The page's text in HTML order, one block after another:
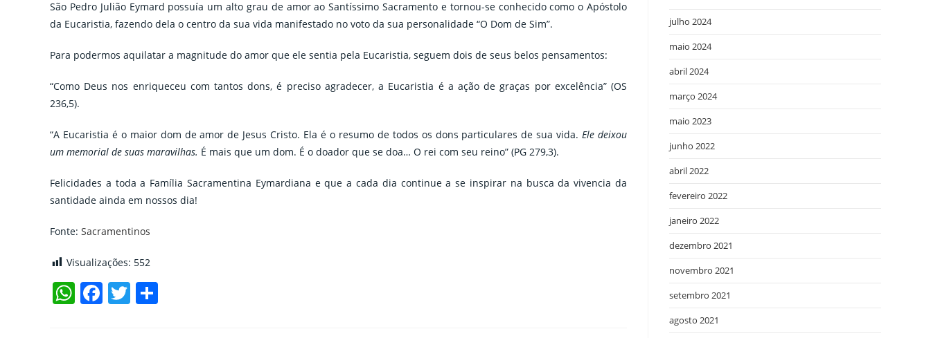
São Pedro Julião Eymard possuía um alto grau de amor ao Santíssimo Sacramento e tornou-se conhecido como o Apóstolo
da Eucaristia, fazendo dela o centro da sua vida manifestado no voto da sua personalidade “O Dom de Sim”.
Para podermos aquilatar a magnitude do amor que ele sentia pela Eucaristia, seguem dois de seus belos pensamentos:
“Como Deus nos enriqueceu com tantos dons, é preciso agradecer, a Eucaristia é a ação de graças por excelência” (OS
236,5).
“A Eucaristia é o maior dom de amor de Jesus Cristo. Ela é o resumo de todos os dons particulares de sua vida.Ele deixou
um memorial de suas maravilhas. É mais que um dom. É o doador que se doa… O rei com seu reino” (PG 279,3).
Felicidades a toda a Família Sacramentina Eymardiana e que a cada dia continue a se inspirar na busca da vivencia da
santidade ainda em nossos dia!
Fonte: Sacramentinos
Visualizações: 552
W F T
julho 2024
maio 2024
abril 2024
março 2024
maio 2023
junho 2022
abril 2022
fevereiro 2022
janeiro 2022
dezembro 2021
novembro 2021
setembro 2021
agosto 2021